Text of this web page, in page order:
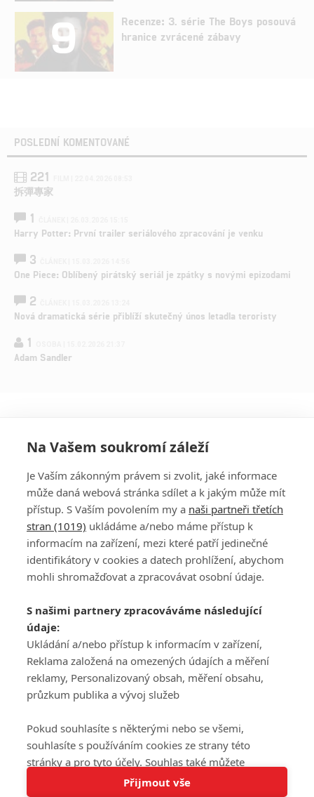
Tato stránka používá soubory cookies.
9
Recenze: 3. série The Boys posouvá
hranice zvrácené zábavy
POSLEDNÍ KOMENTOVANÉ
221
拆彈專家
1
Harry Potter: První trailer seriálového zpracování je venku
3
One Piece: Oblíbený pirátský seriál je zpátky s novými epizodami
2
Nová dramatická série přiblíží skutečný únos letadla teroristy
1
Adam Sandler
PŘIHLÁSIT
REGISTROVAT
DISKUZE
Šéfredaktorkou webu jePetr Slavík, e-mailserialy@fandimefilmu.cz
Máte-li zájem o inzerci na našem webu napište nám na e-mail
studio@koncal.com
Ochrana osobních údajů|Zásady používání cookies |Pravidla webu
Upravit nastavení soukromí
© 2016 – 2026 FandimeSerialum.cz / All rights reserved /
Na Vašem soukromí záleží
Je Vaším zákonným právem si zvolit, jaké informace
může daná webová stránka sdílet a k jakým může mít
přístup. S Vaším povolením my a naši partneři třetích
stran (1019) ukládáme a/nebo máme přístup k
informacím na zařízení, mezi které patří jedinečné
identifikátory v cookies a datech prohlížení, abychom
mohli shromažďovat a zpracovávat osobní údaje.
S našimi partnery zpracováváme následující
údaje:
Ukládání a/nebo přístup k informacím v zařízení,
Reklama založená na omezených údajích a měření
reklamy, Personalizovaný obsah, měření obsahu,
průzkum publika a vývoj služeb
Pokud souhlasíte s některými nebo se všemi,
souhlasíte s používáním cookies ze strany této
stránky a pro tyto účely. Souhlas také můžete
odmítnout, ale v takovém případě vám na stránce
Přijmout vše